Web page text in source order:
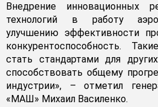
Внедрение инновационных
технологий в работу
улучшению эффективности
конкурентоспособность.
стать стандартами для
способствовать общему
индустрии», – отметил
«МАШ» Михаил Василенко.